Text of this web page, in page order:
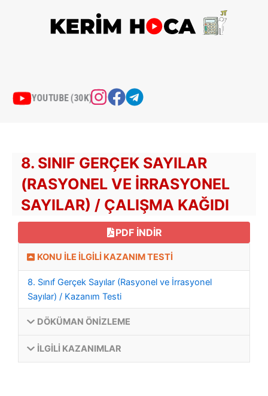
YOUTUBE (30K)
8. SINIF GERÇEK SAYILAR
(RASYONEL VE İRRASYONEL
SAYILAR) / ÇALIŞMA KAĞIDI
PDF INDIR
KONU ILE İLGILI KAZANIM TESTI
8. Sınıf Gerçek Sayılar (Rasyonel ve İrrasyonel
Sayılar) / Kazanım Testi
DÖKÜMAN ÖNIZLEME
İLGILI KAZANIMLAR